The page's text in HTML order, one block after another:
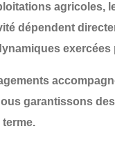
agricoles,
dépendent
exercées
garantissons